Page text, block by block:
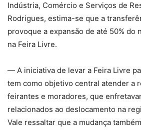
Indústria, Comércio e Serviços de
Rodrigues, estima-se que a
provoque a expansão de até 50% do
na Feira Livre.
— A iniciativa de levar a Feira Livre
tem como objetivo central atender a
feirantes e moradores, que
relacionados ao deslocamento na
Vale ressaltar que a mudança